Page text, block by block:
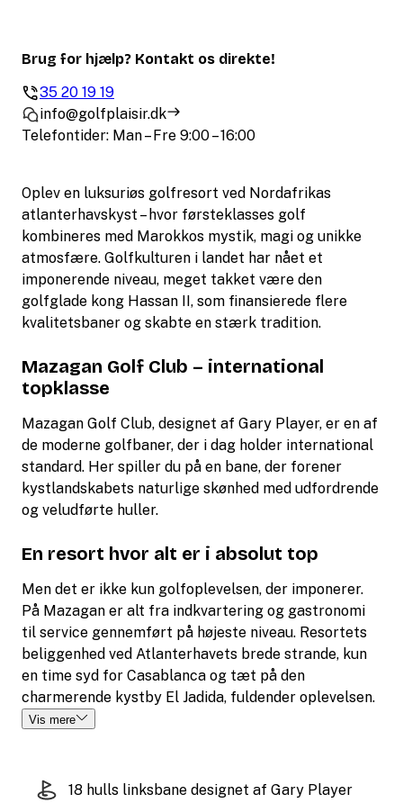
Oplev en luksuriøs golfresort ved Nordafrikas
atlanterhavskyst – hvor førsteklasses golf
kombineres med Marokkos mystik, magi og unikke
atmosfære. Golfkulturen i landet har nået et
imponerende niveau, meget takket være den
golfglade kong Hassan II, som finansierede flere
kvalitetsbaner og skabte en stærk tradition.
Mazagan Golf Club – international
topklasse
Mazagan Golf Club, designet af Gary Player, er en af
de moderne golfbaner, der i dag holder international
standard. Her spiller du på en bane, der forener
kystlandskabets naturlige skønhed med udfordrende
og veludførte huller.
En resort hvor alt er i absolut top
Men det er ikke kun golfoplevelsen, der imponerer.
På Mazagan er alt fra indkvartering og gastronomi
til service gennemført på højeste niveau. Resortets
beliggenhed ved Atlanterhavets brede strande, kun
en time syd for Casablanca og tæt på den
charmerende kystby El Jadida, fuldender oplevelsen.
Vis mere
18 hulls linksbane designet af Gary Player
Brug for hjælp? Kontakt os direkte!
35 20 19 19
info@golfplaisir.dk
Telefontider: Man – Fre 9:00 – 16:00